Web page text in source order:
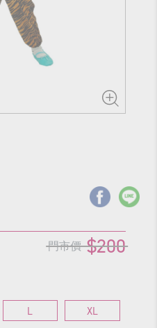
門市價 $200
L
XL